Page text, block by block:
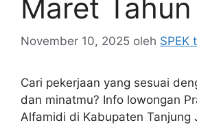
Maret
November 10, 2025 oleh SPEK
Cari pekerjaan yang sesuai
dan minatmu? Info lowongan
Alfamidi di Kabupaten Tanjung